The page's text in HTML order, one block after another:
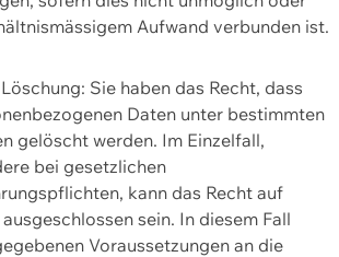
Aufwand verbunden ist.
Sie haben das Recht, dass
Daten unter bestimmten
gelöscht werden. Im Einzelfall,
bei gesetzlichen
kann das Recht auf
sein. In diesem Fall
Voraussetzungen an die